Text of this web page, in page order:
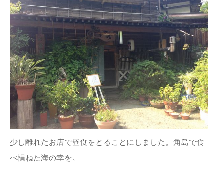
少し離れたお店で昼食をとることにしました。角島で食
べ損ねた海の幸を。